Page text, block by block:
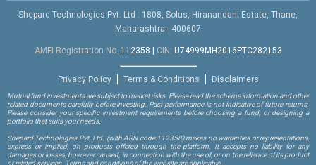
Shepard Technologies Pvt. Ltd : 1808, Solus, Hiranandani Estate, Thane,
Maharashtra - 400607
AMFI Registration No. 112358 | CIN: U74999MH2016PTC282153
Privacy Policy Terms & Conditions Disclaimers
Mutual fund investments are subject to market risks. Please read the scheme information and other
related documents carefully before investing. Past performance is not indicative of future returns.
Please consider your specific investment requirements before choosing a fund, or designing a
portfolio that suits your needs.
Shepard Technologies Pvt. Ltd. (with ARN code 112358)makes no warranties or representations,
express or implied, on products offered through the platform. It accepts no liability for any
damages or losses, however caused, in connection with the use of, or on the reliance of its product
or related services. Terms and conditions of the website are applicable.